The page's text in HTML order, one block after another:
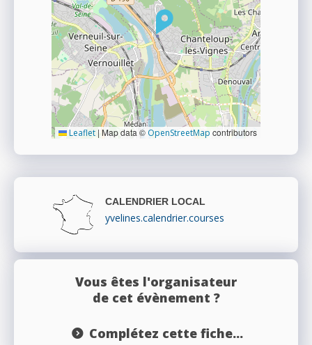
Leaflet | Map data © OpenStreetMap contributors
CALENDRIER LOCAL
yvelines.calendrier.courses
Vous êtes l'organisateur
de cet évènement ?
Complétez cette fiche...